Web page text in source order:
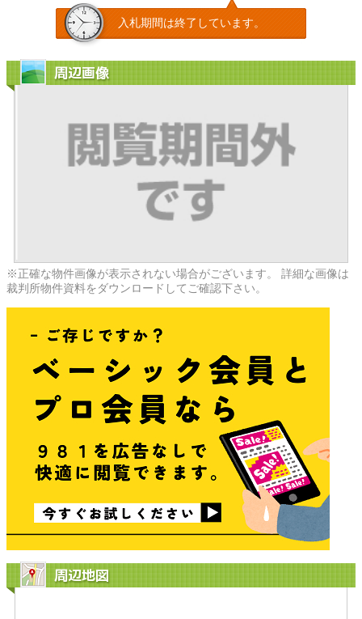
入札期間は終了しています。
周辺画像
※正確な物件画像が表示されない場合がございます。 詳細な画像は
裁判所物件資料をダウンロードしてご確認下さい。
周辺地図